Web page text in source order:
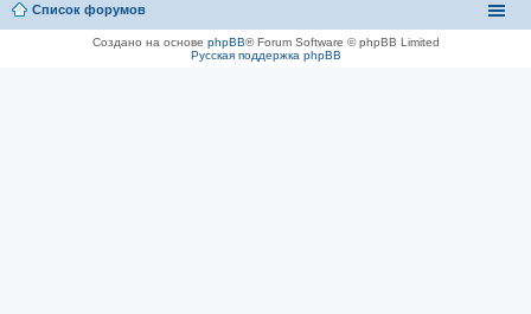
Список форумов
Создано на основе phpBB® Forum Software © phpBB Limited
Русская поддержка phpBB